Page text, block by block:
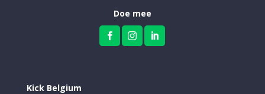
Doe mee
  
Kick Belgium